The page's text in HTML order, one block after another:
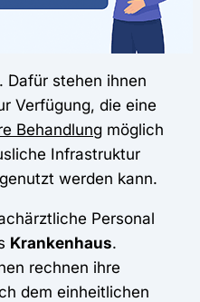
Dafür stehen ihnen
Verfügung, die eine
Behandlung möglich
Infrastruktur
werden kann.
Personal
Krankenhaus.
rechnen ihre
dem einheitlichen